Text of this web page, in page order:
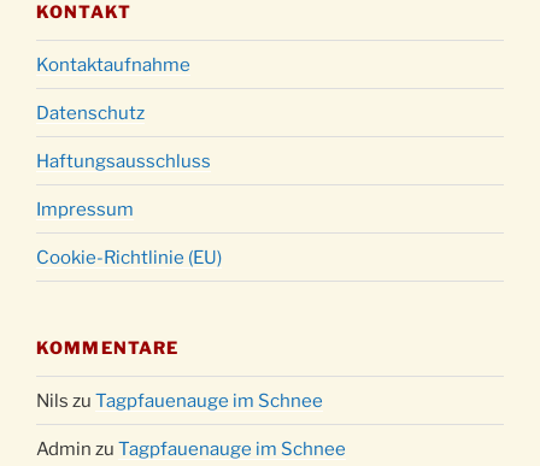
KONTAKT
Kontaktaufnahme
Datenschutz
Haftungsausschluss
Impressum
Cookie-Richtlinie (EU)
KOMMENTARE
Nils zu Tagpfauenauge im Schnee
Admin zu Tagpfauenauge im Schnee